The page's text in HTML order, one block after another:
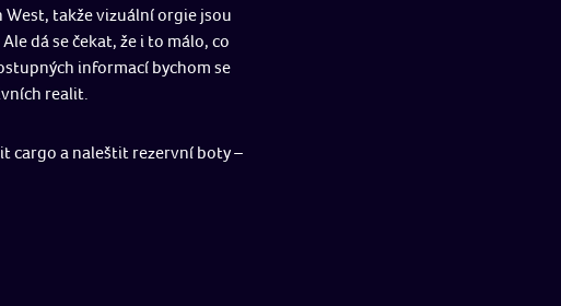
takže vizuální orgie jsou
dá se čekat, že i to málo, co
informací bychom se
realit.
cargo a naleštit rezervní boty –